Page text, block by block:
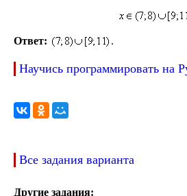
Ответ: .
Научись программировать на
Все задания варианта
Другие задания: